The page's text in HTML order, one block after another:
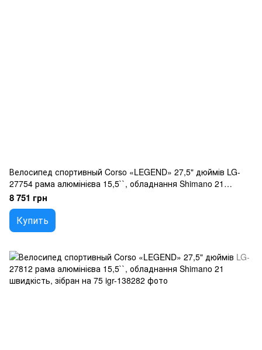
Велосипед спортивный Corso «LEGEND» 27,5" дюймів LG-
27754 рама алюмінієва 15,5``, обладнання Shimano 21
швидкість, зібран на 75
8 751 грн
Купить